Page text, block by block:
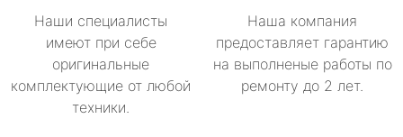
Наши специалисты
имеют при себе
оригинальные
комплектующие от любой
техники.
Наша компания
предоставляет гарантию
на выполненые работы по
ремонту до 2 лет.